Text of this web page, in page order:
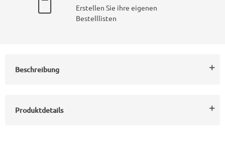
Erstellen Sie ihre eigenen
Bestelllisten
Beschreibung
Produktdetails